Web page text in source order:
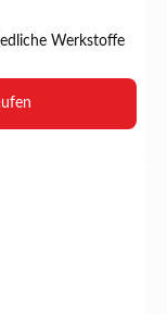
Werkstoffe